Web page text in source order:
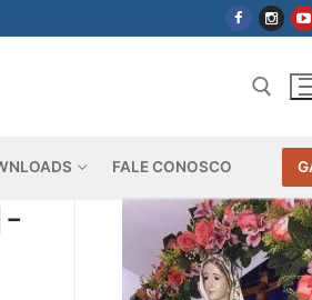
Pesquisar por:
FALE CONOSCO